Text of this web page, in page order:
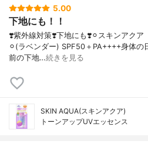
5.00
下地にも！！
❣️紫外線対策❣️下地にも❣️⚪︎スキンアクア
⚪︎(ラベンダー) SPF50＋PA++++身体
前の下地…続きを見る
SKIN AQUA(スキンアクア)
トーンアップUVエッセンス